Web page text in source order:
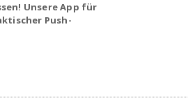
Unsere App für
Push-